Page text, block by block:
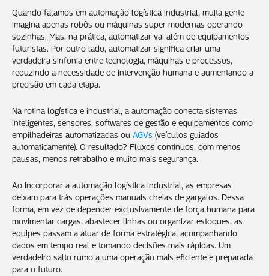
Quando falamos em automação logística industrial, muita gente
imagina apenas robôs ou máquinas super modernas operando
sozinhas. Mas, na prática, automatizar vai além de equipamentos
futuristas. Por outro lado, automatizar significa criar uma
verdadeira sinfonia entre tecnologia, máquinas e processos,
reduzindo a necessidade de intervenção humana e aumentando a
precisão em cada etapa.
Na rotina logística e industrial, a automação conecta sistemas
inteligentes, sensores, softwares de gestão e equipamentos como
empilhadeiras automatizadas ou AGVs (veículos guiados
automaticamente). O resultado? Fluxos contínuos, com menos
pausas, menos retrabalho e muito mais segurança.
Ao incorporar a automação logística industrial, as empresas
deixam para trás operações manuais cheias de gargalos. Dessa
forma, em vez de depender exclusivamente de força humana para
movimentar cargas, abastecer linhas ou organizar estoques, as
equipes passam a atuar de forma estratégica, acompanhando
dados em tempo real e tomando decisões mais rápidas. Um
verdadeiro salto rumo a uma operação mais eficiente e preparada
para o futuro.